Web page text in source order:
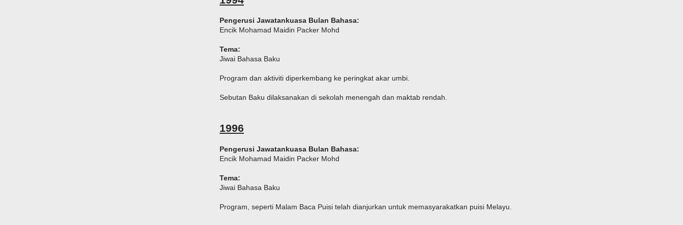
Pengerusi Jawatankuasa Bulan Bahasa:
Encik Mohamad Maidin Packer Mohd
Tema:
Jiwai Bahasa Baku
Program dan aktiviti diperkembang ke peringkat akar umbi.
Sebutan Baku dilaksanakan di sekolah menengah dan maktab rendah.
1996
Pengerusi Jawatankuasa Bulan Bahasa:
Encik Mohamad Maidin Packer Mohd
Tema:
Jiwai Bahasa Baku
Program, seperti Malam Baca Puisi telah dianjurkan untuk memasyarakatkan puisi Melayu.